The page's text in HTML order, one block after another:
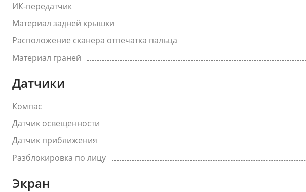
ИК-передатчик
Материал задней крышки
Расположение сканера отпечатка пальца
Материал граней
Датчики
Компас
Датчик освещенности
Датчик приближения
Разблокировка по лицу
Экран